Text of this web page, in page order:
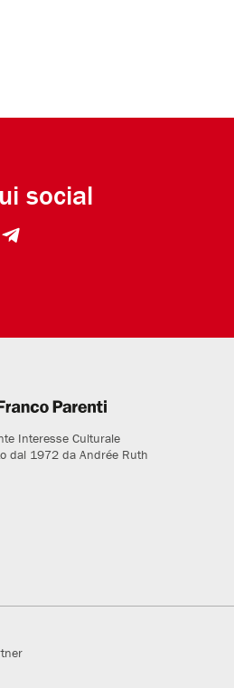
social
Interesse Culturale
dal 1972 da Andrée Ruth